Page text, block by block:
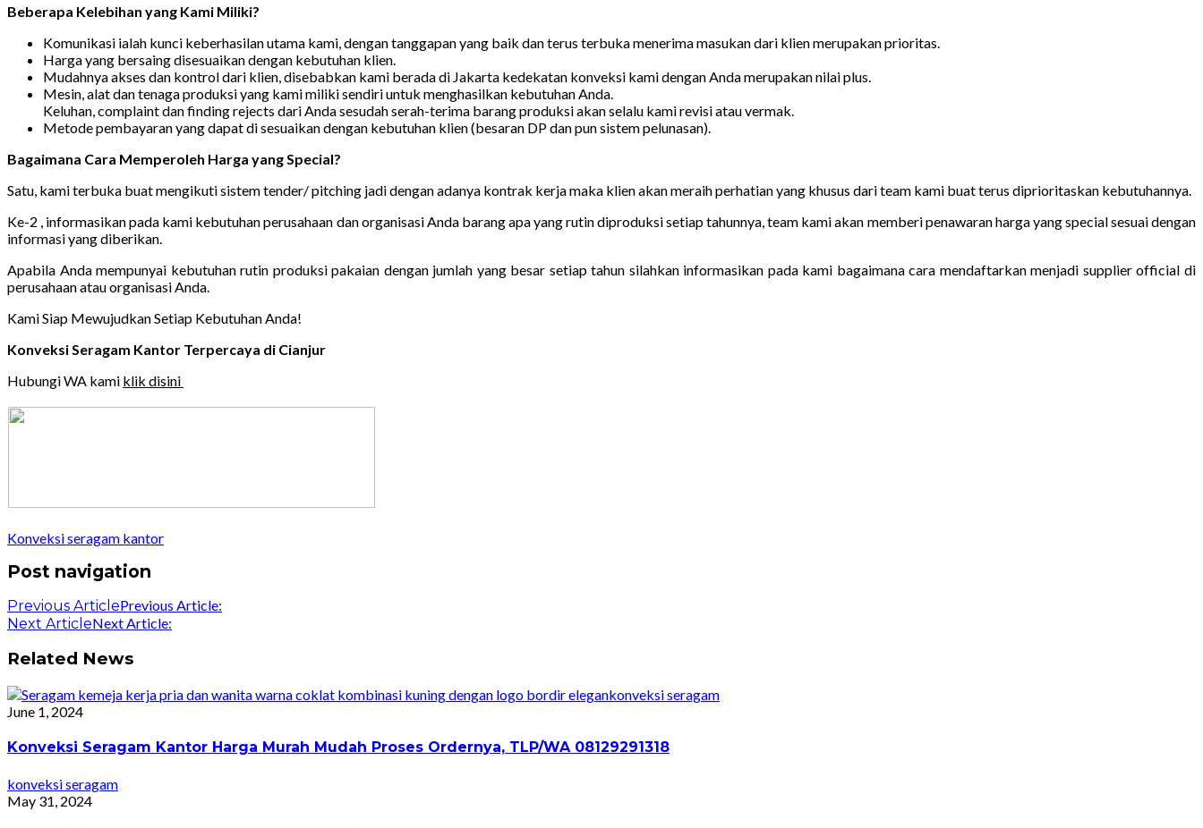
Beberapa Kelebihan yang Kami Miliki?
Komunikasi ialah kunci keberhasilan utama kami, dengan tanggapan yang baik dan terus terbuka menerima masukan dari klien merupakan prioritas.
Harga yang bersaing disesuaikan dengan kebutuhan klien.
Mudahnya akses dan kontrol dari klien, disebabkan kami berada di Jakarta kedekatan konveksi kami dengan Anda merupakan nilai plus.
Mesin, alat dan tenaga produksi yang kami miliki sendiri untuk menghasilkan kebutuhan Anda.
Keluhan, complaint dan finding rejects dari Anda sesudah serah-terima barang produksi akan selalu kami revisi atau vermak.
Metode pembayaran yang dapat di sesuaikan dengan kebutuhan klien (besaran DP dan pun sistem pelunasan).
Bagaimana Cara Memperoleh Harga yang Special?
Satu, kami terbuka buat mengikuti sistem tender/ pitching jadi dengan adanya kontrak kerja maka klien akan meraih perhatian yang khusus dari team kami buat terus diprioritaskan kebutuhannya.
Ke-2 , informasikan pada kami kebutuhan perusahaan dan organisasi Anda barang apa yang rutin diproduksi setiap tahunnya, team kami akan memberi penawaran harga yang special sesuai dengan
informasi yang diberikan.
Apabila Anda mempunyai kebutuhan rutin produksi pakaian dengan jumlah yang besar setiap tahun silahkan informasikan pada kami bagaimana cara mendaftarkan menjadi supplier official di
perusahaan atau organisasi Anda.
Kami Siap Mewujudkan Setiap Kebutuhan Anda!
Konveksi Seragam Kantor Terpercaya di Cianjur
Hubungi WA kami klik disini
Konveksi seragam kantor
Post navigation
Previous ArticlePrevious Article:
Next ArticleNext Article:
Related News
konveksi seragam
June 1, 2024
Konveksi Seragam Kantor Harga Murah Mudah Proses Ordernya, TLP/WA 08129291318
konveksi seragam
May 31, 2024